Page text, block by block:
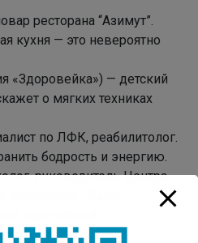
ресторана “Азимут”.
кухня — это невероятно
«Здоровейка») — детский
о мягких техниках
по ЛФК, реабилитолог.
бодрость и энергию.
руководитель Центра
проведет